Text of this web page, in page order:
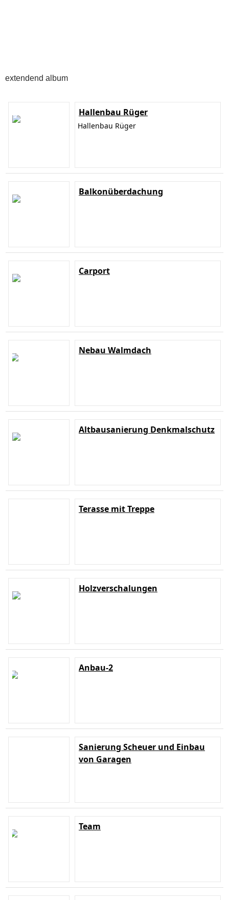
extendend album
Hallenbau Rüger
Hallenbau Rüger
Balkonüberdachung
Carport
Nebau Walmdach
Altbausanierung Denkmalschutz
Terasse mit Treppe
Holzverschalungen
Anbau-2
Sanierung Scheuer und Einbau
von Garagen
Team